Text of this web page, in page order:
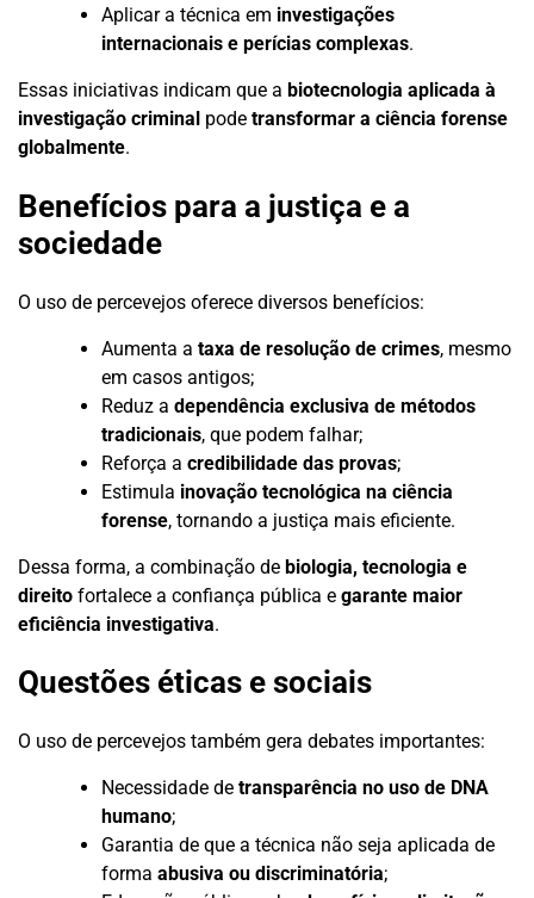
Aplicar a técnica em investigações
internacionais e perícias complexas.
Essas iniciativas indicam que a biotecnologia aplicada à
investigação criminal pode transformar a ciência forense
globalmente.
Benefícios para a justiça e a
sociedade
O uso de percevejos oferece diversos benefícios:
Aumenta a taxa de resolução de crimes, mesmo
em casos antigos;
Reduz a dependência exclusiva de métodos
tradicionais, que podem falhar;
Reforça a credibilidade das provas;
Estimula inovação tecnológica na ciência
forense, tornando a justiça mais eficiente.
Dessa forma, a combinação de biologia, tecnologia e
direito fortalece a confiança pública e garante maior
eficiência investigativa.
Questões éticas e sociais
O uso de percevejos também gera debates importantes:
Necessidade de transparência no uso de DNA
humano;
Garantia de que a técnica não seja aplicada de
forma abusiva ou discriminatória;